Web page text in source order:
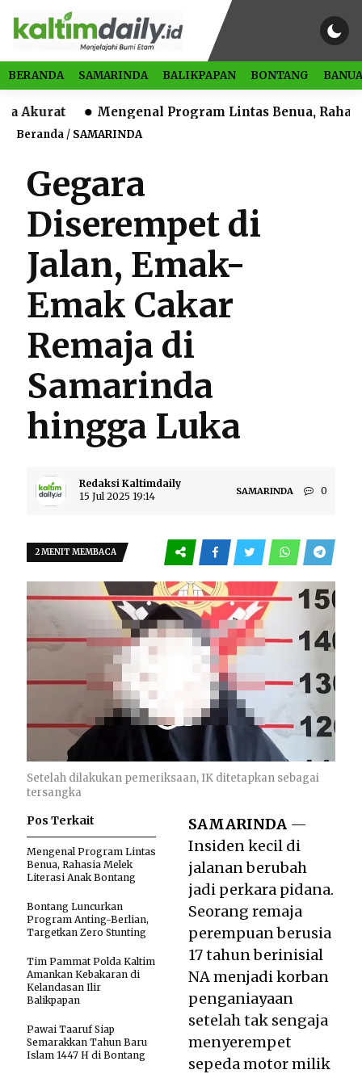
BERANDA SAMARINDA BALIKPAPAN BONTANG
Mengenal Program Lintas Benua, Rahasia
Beranda / SAMARINDA
Gegara
Diserempet di
Jalan, Emak-
Emak Cakar
Remaja di
Samarinda
hingga Luka
Redaksi Kaltimdaily
15 Jul 2025 19:14
SAMARINDA 0
2 MENIT MEMBACA
Setelah dilakukan pemeriksaan, IK ditetapkan sebagai
tersangka
SAMARINDA —
Insiden kecil di
jalanan berubah
jadi perkara pidana.
Seorang remaja
perempuan berusia
17 tahun berinisial
NA menjadi korban
penganiayaan
setelah tak sengaja
menyerempet
sepeda motor milik
Pos Terkait
Mengenal Program Lintas
Benua, Rahasia Melek
Literasi Anak Bontang
Bontang Luncurkan
Program Anting-Berlian,
Targetkan Zero Stunting
Tim Pammat Polda Kaltim
Amankan Kebakaran di
Kelandasan Ilir
Balikpapan
Pawai Taaruf Siap
Semarakkan Tahun Baru
Islam 1447 H di Bontang